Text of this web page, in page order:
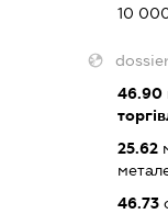
10
46.90
25.62
46.73